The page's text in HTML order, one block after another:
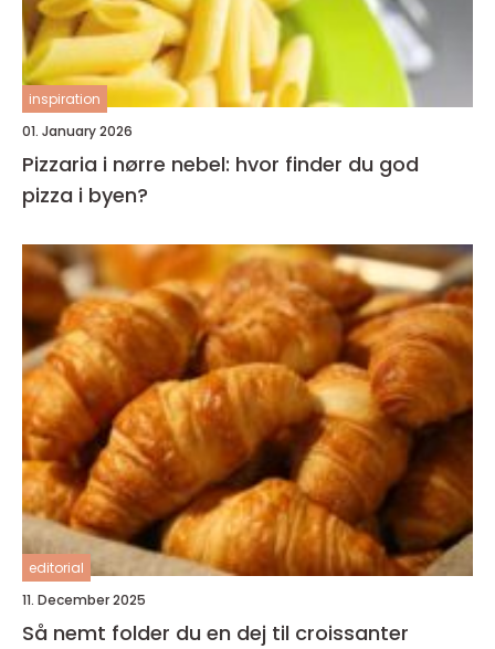
inspiration
01. January 2026
Pizzaria i nørre nebel: hvor finder du god
pizza i byen?
editorial
11. December 2025
Så nemt folder du en dej til croissanter